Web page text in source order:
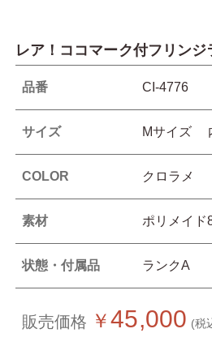
レア！ココマーク付フリンジ
品番 CI-4776
サイズ Mサイズ
COLOR クロラメ
素材 ポリメイド
状態・付属品 ランクA
販売価格 ￥45,000 (税